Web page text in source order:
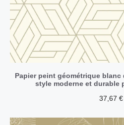
Papier peint géométrique
style moderne et durable
37,67 €